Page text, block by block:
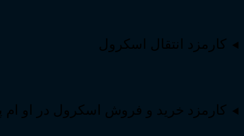
کارمزد انتقال اسکرول
کارمزد خرید و فروش اسکرول در او